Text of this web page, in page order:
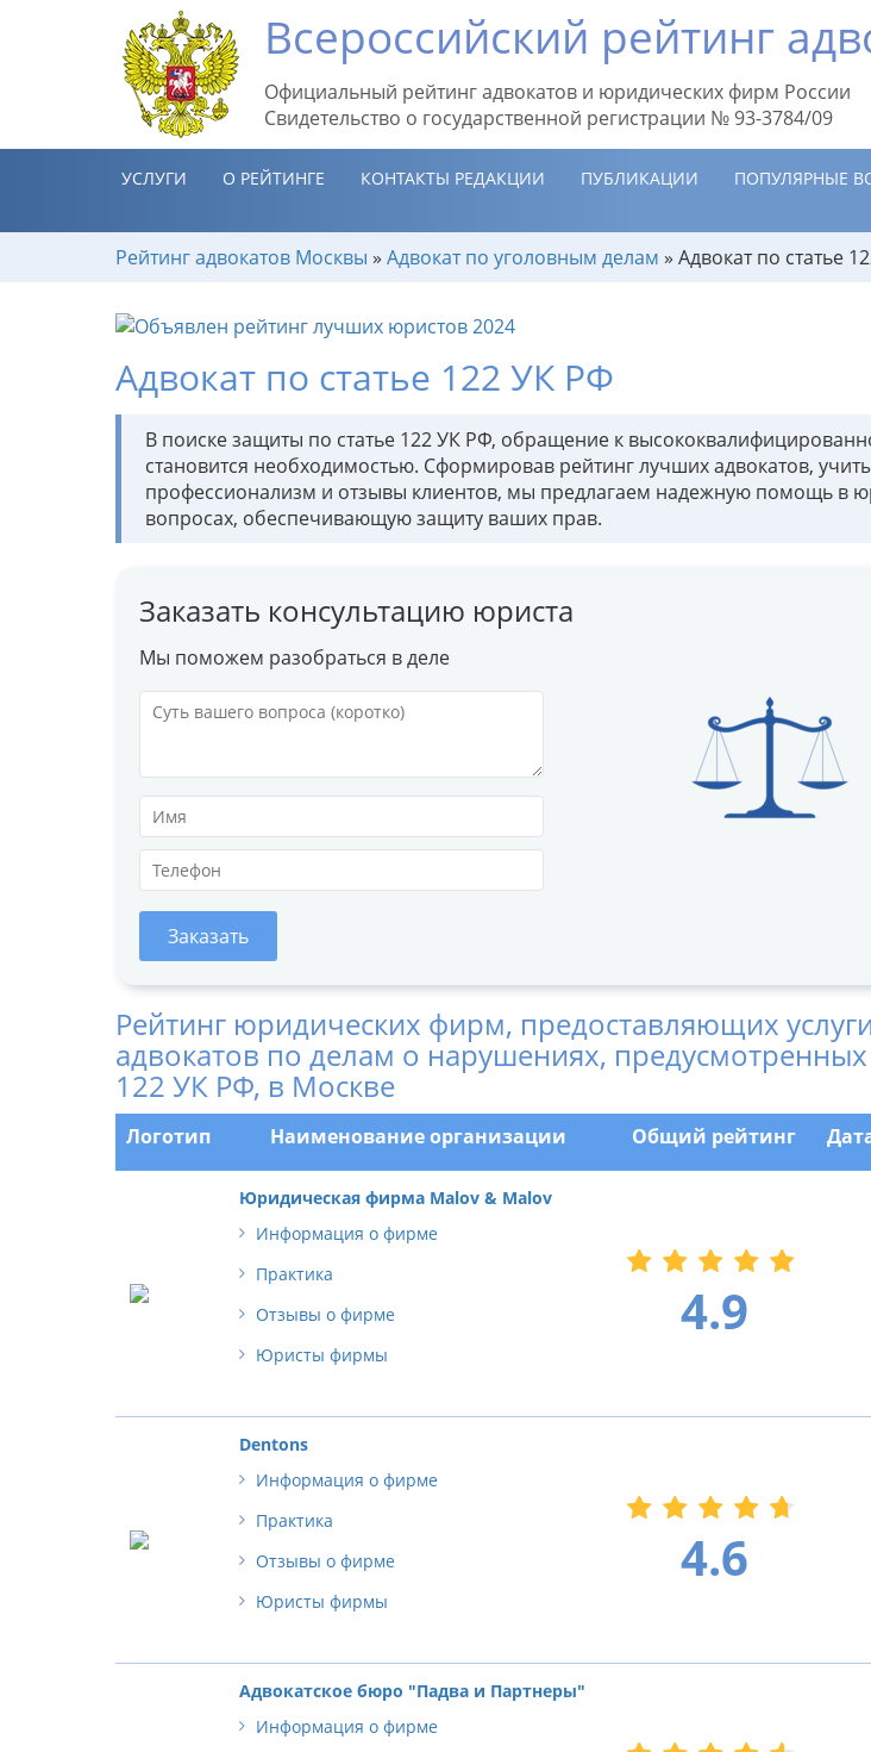
Всероссийский рейтинг
Официальный рейтинг адвокатов и юридических фирм России
Свидетельство о государственной регистрации № 93-3784/09
УСЛУГИ О РЕЙТИНГЕ КОНТАКТЫ РЕДАКЦИИ ПУБЛИКАЦИИ ПОПУЛЯРНЫЕ
Рейтинг адвокатов Москвы » Адвокат по уголовным делам » Адвокат по статье
Адвокат по статье 122 УК РФ
В поиске защиты по статье 122 УК РФ, обращение к
становится необходимостью. Сформировав рейтинг лучших адвокатов,
профессионализм и отзывы клиентов, мы предлагаем надежную помощь в
вопросах, обеспечивающую защиту ваших прав.
Заказать консультацию юриста
Мы поможем разобраться в деле
Заказать
Рейтинг юридических фирм, предоставляющих
адвокатов по делам о нарушениях, предусмотренных
122 УК РФ, в Москве
Логотип Наименование организации Общий рейтинг
Юридическая фирма Malov & Malov
Информация о фирме
Практика
Отзывы о фирме
Юристы фирмы
4.9
Dentons
Информация о фирме
Практика
Отзывы о фирме
Юристы фирмы
4.6
Адвокатское бюро "Падва и Партнеры"
Информация о фирме